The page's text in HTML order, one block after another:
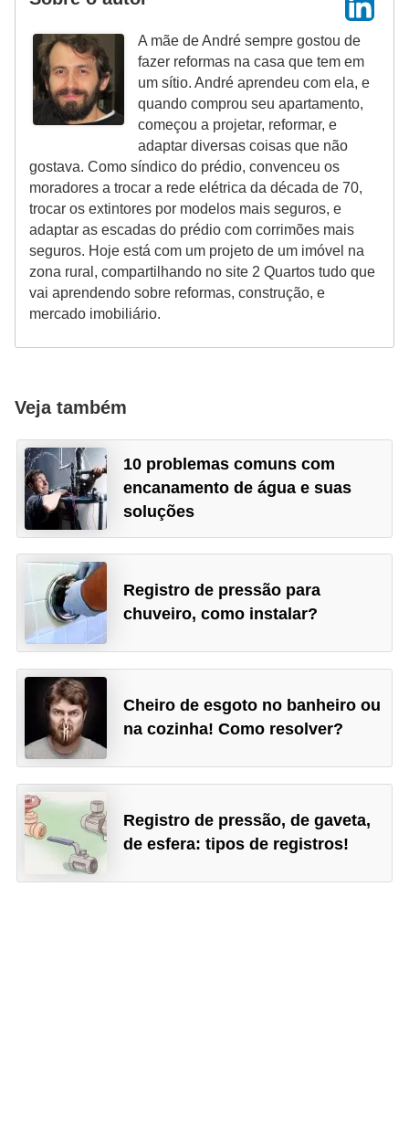
A mãe de André sempre gostou de
fazer reformas na casa que tem em
um sítio. André aprendeu com ela, e
quando comprou seu apartamento,
começou a projetar, reformar, e
adaptar diversas coisas que não
gostava. Como síndico do prédio, convenceu os
moradores a trocar a rede elétrica da década de 70,
trocar os extintores por modelos mais seguros, e
adaptar as escadas do prédio com corrimões mais
seguros. Hoje está com um projeto de um imóvel na
zona rural, compartilhando no site 2 Quartos tudo que
vai aprendendo sobre reformas, construção, e
mercado imobiliário.
Veja também
10 problemas comuns com
encanamento de água e suas
soluções
Registro de pressão para
chuveiro, como instalar?
Cheiro de esgoto no banheiro ou
na cozinha! Como resolver?
Registro de pressão, de gaveta,
de esfera: tipos de registros!